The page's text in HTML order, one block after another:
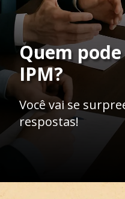
Quem
IPM?
Você vai se
respostas!